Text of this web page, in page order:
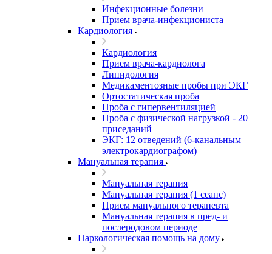
Инфекционные болезни
Прием врача-инфекциониста
Кардиология
Кардиология
Прием врача-кардиолога
Липидология
Медикаментозные пробы при ЭКГ
Ортостатическая проба
Проба с гипервентиляцией
Проба с физической нагрузкой - 20
приседаний
ЭКГ: 12 отведений (6-канальным
электрокардиографом)
Мануальная терапия
Мануальная терапия
Мануальная терапия (1 сеанс)
Прием мануального терапевта
Мануальная терапия в пред- и
послеродовом периоде
Наркологическая помощь на дому